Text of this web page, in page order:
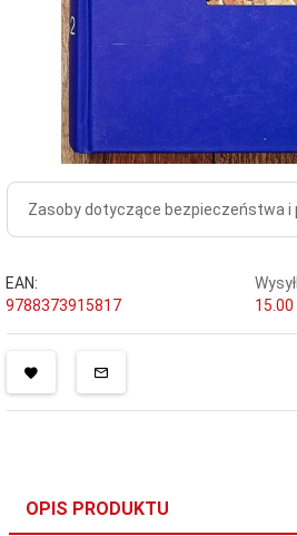
Zasoby dotyczące bezpieczeństwa i
EAN:
9788373915817
15.00
OPIS PRODUKTU